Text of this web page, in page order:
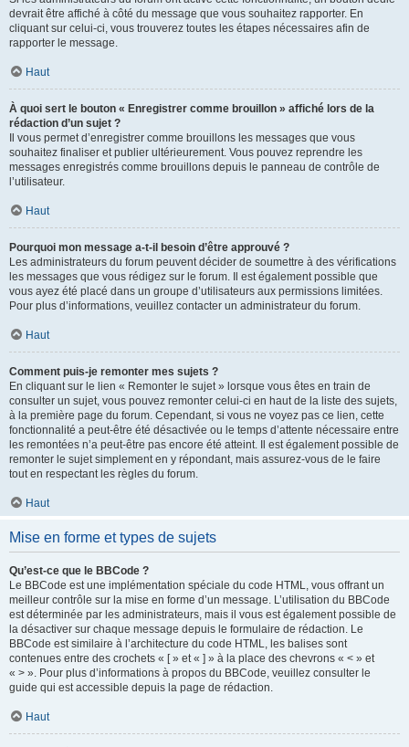
devrait être affiché à côté du message que vous souhaitez rapporter. En
cliquant sur celui-ci, vous trouverez toutes les étapes nécessaires afin de
rapporter le message.
Haut
À quoi sert le bouton « Enregistrer comme brouillon » affiché lors de la
rédaction d’un sujet ?
Il vous permet d’enregistrer comme brouillons les messages que vous
souhaitez finaliser et publier ultérieurement. Vous pouvez reprendre les
messages enregistrés comme brouillons depuis le panneau de contrôle de
l’utilisateur.
Haut
Pourquoi mon message a-t-il besoin d’être approuvé ?
Les administrateurs du forum peuvent décider de soumettre à des vérifications
les messages que vous rédigez sur le forum. Il est également possible que
vous ayez été placé dans un groupe d’utilisateurs aux permissions limitées.
Pour plus d’informations, veuillez contacter un administrateur du forum.
Haut
Comment puis-je remonter mes sujets ?
En cliquant sur le lien « Remonter le sujet » lorsque vous êtes en train de
consulter un sujet, vous pouvez remonter celui-ci en haut de la liste des sujets,
à la première page du forum. Cependant, si vous ne voyez pas ce lien, cette
fonctionnalité a peut-être été désactivée ou le temps d’attente nécessaire entre
les remontées n’a peut-être pas encore été atteint. Il est également possible de
remonter le sujet simplement en y répondant, mais assurez-vous de le faire
tout en respectant les règles du forum.
Haut
Mise en forme et types de sujets
Qu’est-ce que le BBCode ?
Le BBCode est une implémentation spéciale du code HTML, vous offrant un
meilleur contrôle sur la mise en forme d’un message. L’utilisation du BBCode
est déterminée par les administrateurs, mais il vous est également possible de
la désactiver sur chaque message depuis le formulaire de rédaction. Le
BBCode est similaire à l’architecture du code HTML, les balises sont
contenues entre des crochets « [ » et « ] » à la place des chevrons « < » et
« > ». Pour plus d’informations à propos du BBCode, veuillez consulter le
guide qui est accessible depuis la page de rédaction.
Haut